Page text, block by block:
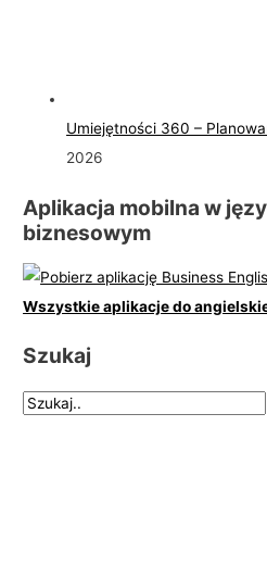
Umiejętności 360 –
2026
Aplikacja mobilna w
biznesowym
Wszystkie aplikacje do
Szukaj